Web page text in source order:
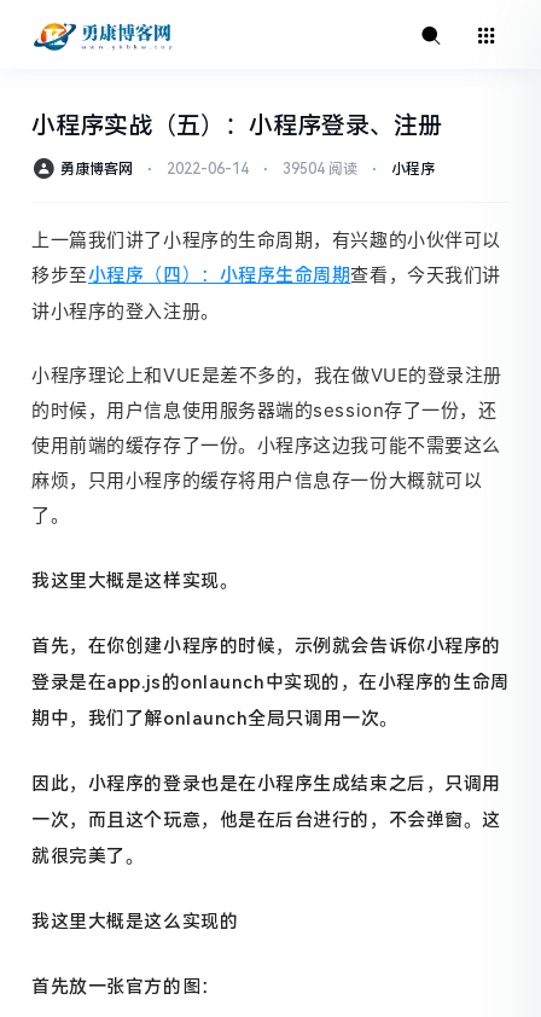
小程序实战（五）：小程序登录、注册
勇康博客网 ⋅ 2022-06-14 ⋅ 39504 阅读 ⋅ 小程序
上一篇我们讲了小程序的生命周期，有兴趣的小伙伴可以
移步至小程序（四）：小程序生命周期查看，今天我们讲
讲小程序的登入注册。
小程序理论上和VUE是差不多的，我在做VUE的登录注册
的时候，用户信息使用服务器端的session存了一份，还
使用前端的缓存存了一份。小程序这边我可能不需要这么
麻烦，只用小程序的缓存将用户信息存一份大概就可以
了。
我这里大概是这样实现。
首先，在你创建小程序的时候，示例就会告诉你小程序的
登录是在app.js的onlaunch中实现的，在小程序的生命周
期中，我们了解onlaunch全局只调用一次。
因此，小程序的登录也是在小程序生成结束之后，只调用
一次，而且这个玩意，他是在后台进行的，不会弹窗。这
就很完美了。
我这里大概是这么实现的
首先放一张官方的图：